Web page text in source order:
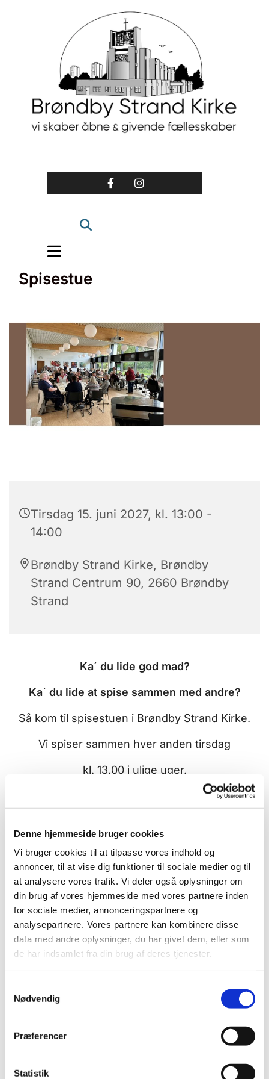
Denne hjemmeside bruger cookies
Vi bruger cookies til at tilpasse vores indhold og
annoncer, til at vise dig funktioner til sociale medier og til
at analysere vores trafik. Vi deler også oplysninger om
din brug af vores hjemmeside med vores partnere inden
for sociale medier, annonceringspartnere og
analysepartnere. Vores partnere kan kombinere disse
data med andre oplysninger, du har givet dem, eller som
de har indsamlet fra din brug af deres tjenester.
Nødvendig
Præferencer
Statistik
Spisestue
Tirsdag 15. juni 2027, kl. 13:00 -
14:00
Brøndby Strand Kirke, Brøndby
Strand Centrum 90, 2660 Brøndby
Strand
Ka´ du lide god mad?
Ka´ du lide at spise sammen med andre?
Så kom til spisestuen i Brøndby Strand Kirke.
Vi spiser sammen hver anden tirsdag
kl. 13.00 i ulige uger.
Du er velkommen uanset om du er ung,
gammel,
ensom, hjemløs, gift eller ? ?
Tro det eller lad være,
vi er faktisk 80 spisende mennesker du kan
tale med.
Som regel er det god gammeldags mad vi
får, men det hænder at vi som grøn kirke
hjemmeside eller hent den i kirken.
Du kan være helt sikker på at finde en at